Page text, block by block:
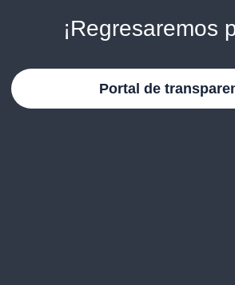
¡Regresaremos
Portal de